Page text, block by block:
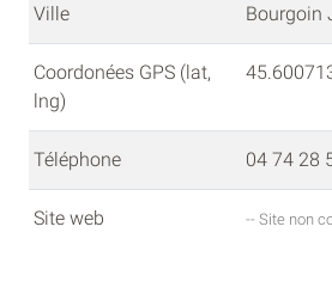
Ville Bourgoin
Coordonées GPS (lat,
lng)
Téléphone 04 74 28
Site web -- Site non